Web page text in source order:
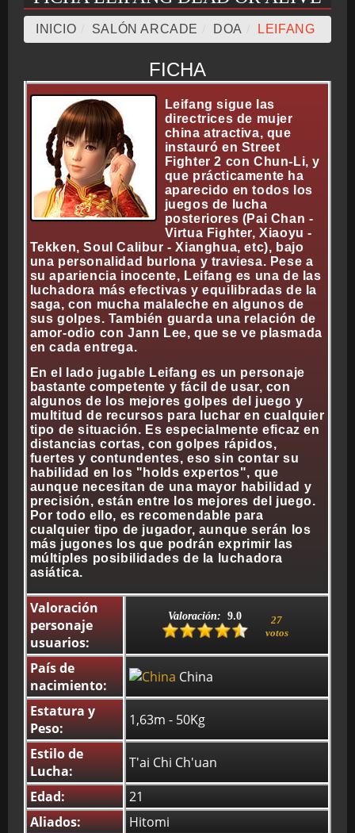
CRONOLOGÍA
ARCADE STICK
BONUS STAGE
GUÍA BÁSICA
TIER LIST
BMG-OST
INICIO SALÓN ARCADE DOA LEIFANG
FICHA
Leifang sigue las
directrices de mujer
china atractiva, que
instauró en Street
Fighter 2 con Chun-Li, y
que prácticamente ha
aparecido en todos los
juegos de lucha
posteriores (Pai Chan -
Virtua Fighter, Xiaoyu -
Tekken, Soul Calibur - Xianghua, etc), bajo
una personalidad burlona y traviesa. Pese a
su apariencia inocente, Leifang es una de las
luchadora más efectivas y equilibradas de la
saga, con mucha malaleche en algunos de
sus golpes. También guarda una relación de
amor-odio con Jann Lee, que se ve plasmada
en cada entrega.
En el lado jugable Leifang es un personaje
bastante competente y fácil de usar, con
algunos de los mejores golpes del juego y
multitud de recursos para luchar en cualquier
tipo de situación. Es especialmente eficaz en
distancias cortas, con golpes rápidos,
fuertes y contundentes, eso sin contar su
habilidad en los "holds expertos", que
aunque necesitan de una mayor habilidad y
precisión, están entre los mejores del juego.
Por todo ello, es recomendable para
cualquier tipo de jugador, aunque serán los
más jugones los que podrán exprimir las
múltiples posibilidades de la luchadora
asiática.
Valoración
personaje
usuarios:
Valoración: 9.0
27
votos
País de
nacimiento:
China
Estatura y
Peso:
1,63m - 50Kg
Estilo de
Lucha:
T'ai Chi Ch'uan
Edad:
21
Aliados:
Hitomi